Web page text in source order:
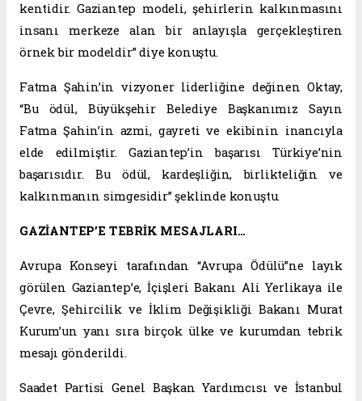
kentidir. Gaziantep modeli, şehirlerin kalkınmasını
insanı merkeze alan bir anlayışla gerçekleştiren
örnek bir modeldir” diye konuştu.
Fatma Şahin’in vizyoner liderliğine değinen Oktay,
“Bu ödül, Büyükşehir Belediye Başkanımız Sayın
Fatma Şahin’in azmi, gayreti ve ekibinin inancıyla
elde edilmiştir. Gaziantep’in başarısı Türkiye’nin
başarısıdır. Bu ödül, kardeşliğin, birlikteliğin ve
kalkınmanın simgesidir” şeklinde konuştu.
GAZİANTEP’E TEBRİK MESAJLARI…
Avrupa Konseyi tarafından “Avrupa Ödülü”ne layık
görülen Gaziantep’e, İçişleri Bakanı Ali Yerlikaya ile
Çevre, Şehircilik ve İklim Değişikliği Bakanı Murat
Kurum’un yanı sıra birçok ülke ve kurumdan tebrik
mesajı gönderildi.
Saadet Partisi Genel Başkan Yardımcısı ve İstanbul